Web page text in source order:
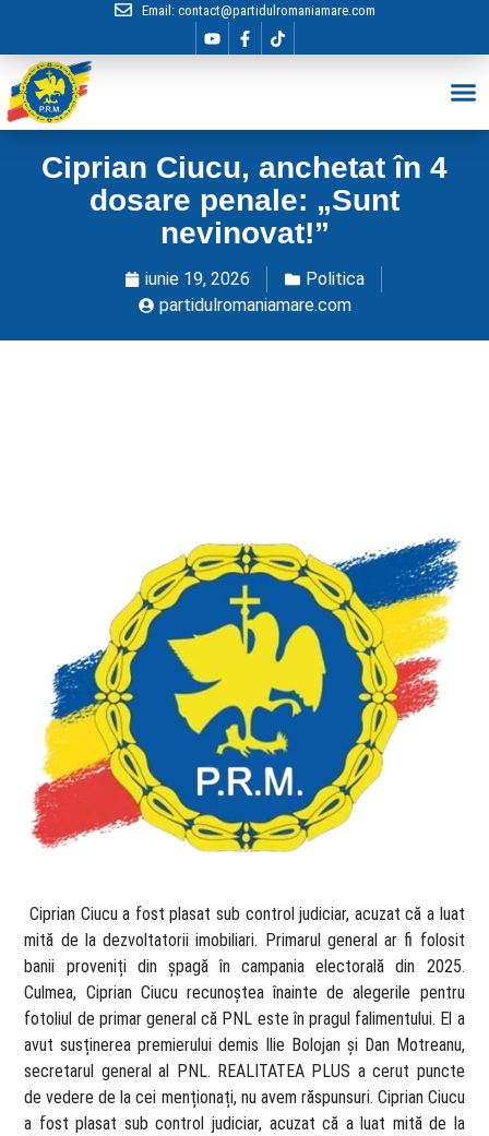
Email: contact@partidulromaniamare.com
Ciprian Ciucu, anchetat în 4
dosare penale: „Sunt
nevinovat!”
iunie 19, 2026
Politica
partidulromaniamare.com
​ Ciprian Ciucu a fost plasat sub control judiciar, acuzat că a luat
mită de la dezvoltatorii imobiliari. Primarul general ar fi folosit
banii proveniți din șpagă în campania electorală din 2025.
Culmea, Ciprian Ciucu recunoștea înainte de alegerile pentru
fotoliul de primar general că PNL este în pragul falimentului. El a
avut susținerea premierului demis Ilie Bolojan și Dan Motreanu,
secretarul general al PNL. REALITATEA PLUS a cerut puncte
de vedere de la cei menționați, nu avem răspunsuri. Ciprian Ciucu
a fost plasat sub control judiciar, acuzat că a luat mită de la